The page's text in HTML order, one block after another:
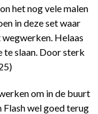
het nog vele malen
in deze set waar
Helaas
te slaan. Door sterk
om in de buurt
wel goed terug